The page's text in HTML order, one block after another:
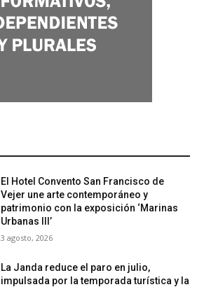
El Hotel Convento San Francisco de
Vejer une arte contemporáneo y
patrimonio con la exposición ‘Marinas
Urbanas III’
3 agosto, 2026
La Janda reduce el paro en julio,
impulsada por la temporada turística y la